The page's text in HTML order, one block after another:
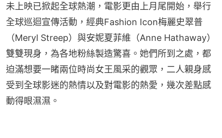
未上映已掀起全球熱潮，電影更由上月尾開始，舉行
全球巡迴宣傳活動，經典Fashion Icon梅麗史翠普
（Meryl Streep）與安妮夏菲維（Anne Hathaway）
雙雙現身，為各地粉絲製造驚喜。她們所到之處，都
迫滿想要一睹兩位時尚女王風采的觀眾，二人親身感
受到全球影迷的熱情以及對電影的熱愛，幾次差點感
動得眼濕濕。